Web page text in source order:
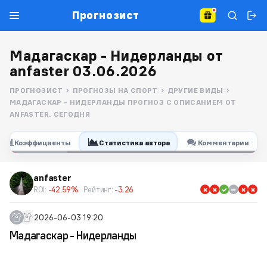
Прогнозист
Мадагаскар - Нидерланды от
anfaster 03.06.2026
ПРОГНОЗИСТ ПРОГНОЗЫ НА СПОРТ
ДРУГИЕ ВИДЫ
МАДАГАСКАР - НИДЕРЛАНДЫ ПРОГНОЗ С ОПИСАНИЕМ ОТ
ANFASTER. СЕГОДНЯ
Коэффициенты Статистика автора Комментарии
anfaster
ROI: -42.59% Рейтинг: -3.26
2026-06-03 19:20
Мадагаскар - Нидерланды